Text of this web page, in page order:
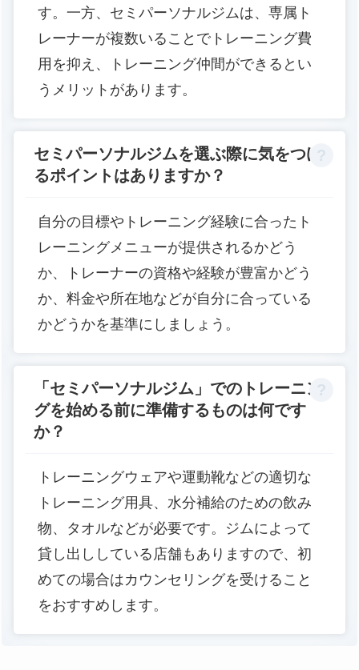
す。一方、セミパーソナルジムは、専属ト
レーナーが複数いることでトレーニング費
用を抑え、トレーニング仲間ができるとい
うメリットがあります。
セミパーソナルジムを選ぶ際に気をつけ
るポイントはありますか？
自分の目標やトレーニング経験に合ったト
レーニングメニューが提供されるかどう
か、トレーナーの資格や経験が豊富かどう
か、料金や所在地などが自分に合っている
かどうかを基準にしましょう。
「セミパーソナルジム」でのトレーニン
グを始める前に準備するものは何です
か？
トレーニングウェアや運動靴などの適切な
トレーニング用具、水分補給のための飲み
物、タオルなどが必要です。ジムによって
貸し出ししている店舗もありますので、初
めての場合はカウンセリングを受けること
をおすすめします。